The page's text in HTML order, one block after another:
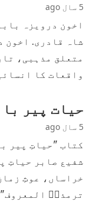
5 سال ago
اخون درویزہ
شاہ قادری. اخون
متعلق مذہبی،
واقعات کا
حیات پیر
5 سال ago
کتاب "حیاتِ پیر
شفیع صابر حیاتِ
خراساں، عوثِ
ترمذیؓ المعروف